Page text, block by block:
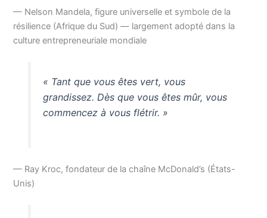
— Nelson Mandela, figure universelle et symbole de la
résilience (Afrique du Sud) — largement adopté dans la
culture entrepreneuriale mondiale
« Tant que vous êtes vert, vous
grandissez. Dès que vous êtes mûr, vous
commencez à vous flétrir. »
— Ray Kroc, fondateur de la chaîne McDonald’s (États-
Unis)